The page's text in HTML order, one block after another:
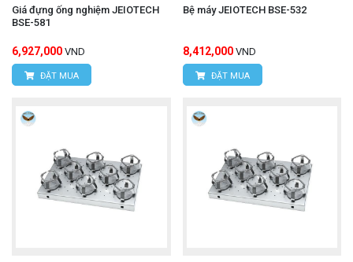
Giá đựng ống nghiệm JEIOTECH
BSE-581
6,927,000 VND
ĐẶT MUA
Bệ máy JEIOTECH BSE-532
8,412,000 VND
ĐẶT MUA